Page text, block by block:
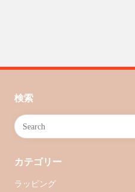
検索
カテゴリー
ラッピング